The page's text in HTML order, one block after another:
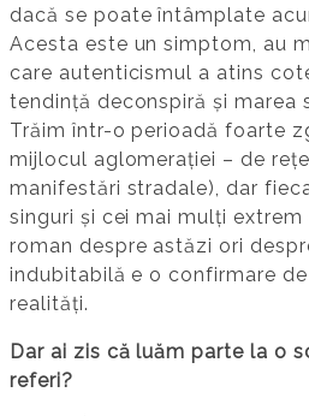
dacă se poate întâmplate
Acesta este un simptom, au
care autenticismul a atins
tendință deconspiră și marea
Trăim într-o perioadă foarte
mijlocul aglomerației – de
manifestări stradale), dar
singuri și cei mai mulți extrem
roman despre astăzi ori
indubitabilă e o confirmare
realități.
Dar ai zis că luăm parte la o
referi?